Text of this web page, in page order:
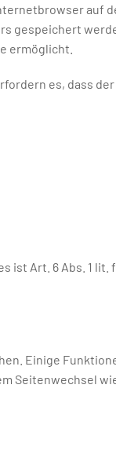
auf
gespeichert
ermöglicht.
es, dass
Art. 6 Abs. 1 lit. f
Einige
Seitenwechsel